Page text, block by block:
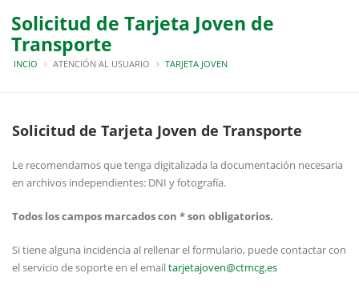
Solicitud de Tarjeta Joven de
Transporte
INCIO ATENCIÓN AL USUARIO TARJETA JOVEN
Solicitud de Tarjeta Joven de Transporte
Le recomendamos que tenga digitalizada la documentación necesaria
en archivos independientes: DNI y fotografía.
Todos los campos marcados con * son obligatorios.
Si tiene alguna incidencia al rellenar el formulario, puede contactar con
el servicio de soporte en el emailtarjetajoven@ctmcg.es